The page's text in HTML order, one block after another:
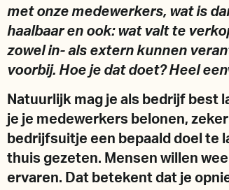
met onze medewerkers, wat is
haalbaar en ook: wat valt te
zowel in- als extern kunnen
voorbij. Hoe je dat doet? Heel
Natuurlijk mag je als bedrijf best
je je medewerkers belonen,
bedrijfsuitje een bepaald doel te
thuis gezeten. Mensen willen
ervaren. Dat betekent dat je